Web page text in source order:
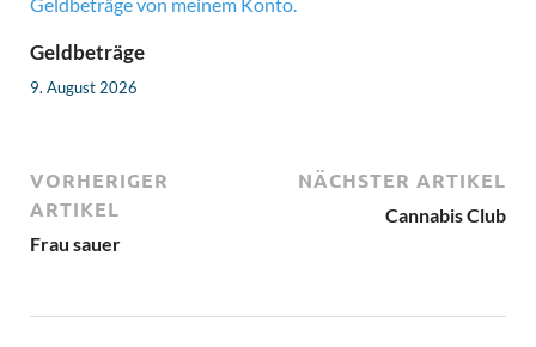
Geldbeträge
9. August 2026
VORHERIGER
ARTIKEL
Frau sauer
NÄCHSTER ARTIKEL
Cannabis Club